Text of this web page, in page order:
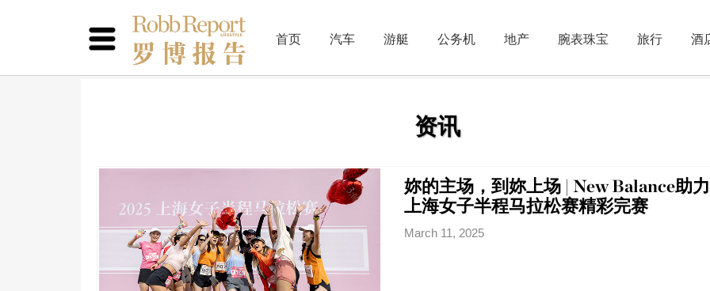
首页 汽车 游艇 公务机 地产 腕表珠宝 旅行 酒
资讯
妳的主场，到妳上场 | New Balance助
上海女子半程马拉松赛精彩完赛
March 11, 2025